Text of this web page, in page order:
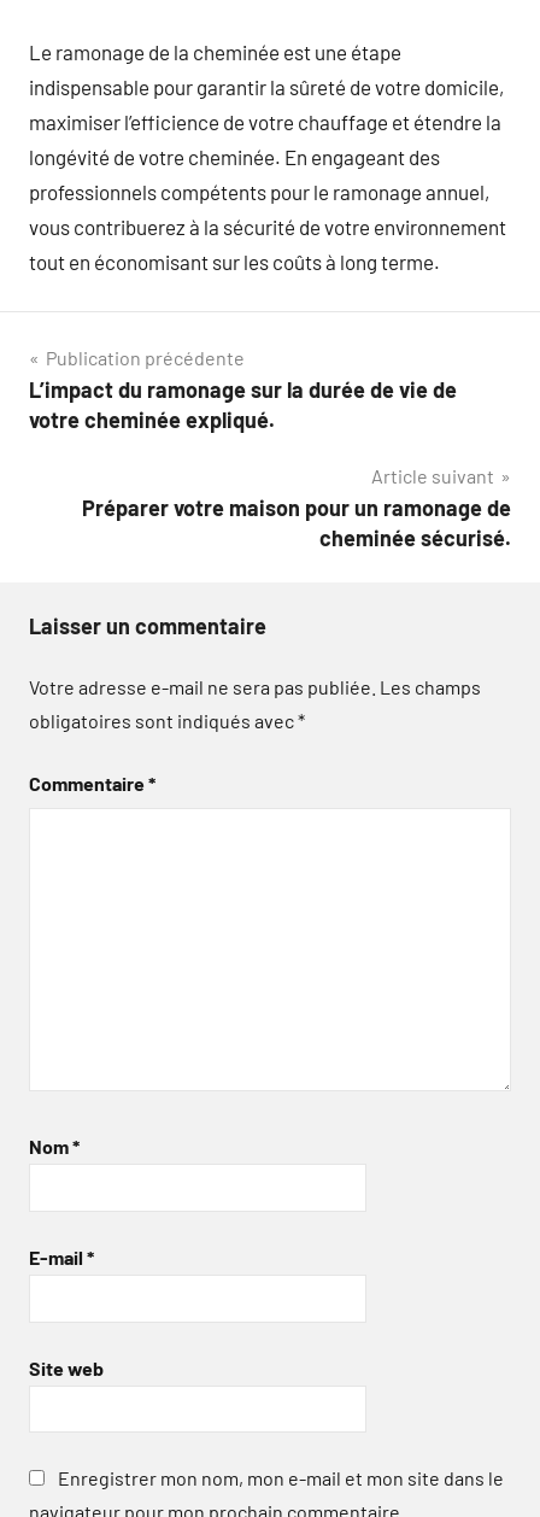
Le ramonage de la cheminée est une étape
indispensable pour garantir la sûreté de votre domicile,
maximiser l’efficience de votre chauffage et étendre la
longévité de votre cheminée. En engageant des
professionnels compétents pour le ramonage annuel,
vous contribuerez à la sécurité de votre environnement
tout en économisant sur les coûts à long terme.
Navigation
de
Publication précédente
L’impact du ramonage sur la durée de vie de
votre cheminée expliqué.
Article suivant
Préparer votre maison pour un ramonage de
cheminée sécurisé.
Laisser un commentaire
Votre adresse e-mail ne sera pas publiée. Les champs
obligatoires sont indiqués avec*
Commentaire*
Nom*
E-mail *
Site web
Enregistrer mon nom, mon e-mail et mon site dans le
navigateur pour mon prochain commentaire.